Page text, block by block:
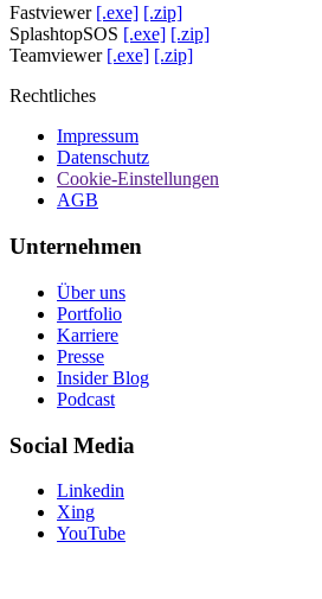
Fastviewer [.exe] [.zip]
SplashtopSOS [.exe] [.zip]
Teamviewer [.exe] [.zip]
Rechtliches
Impressum
Datenschutz
Cookie-Einstellungen
AGB
Unternehmen
Über uns
Portfolio
Karriere
Presse
Insider Blog
Podcast
Social Media
Linkedin
Xing
YouTube